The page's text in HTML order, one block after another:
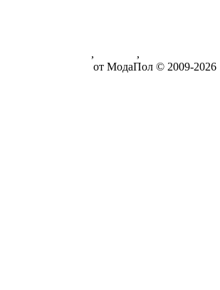
,
,
от МодаПол © 2009-2026